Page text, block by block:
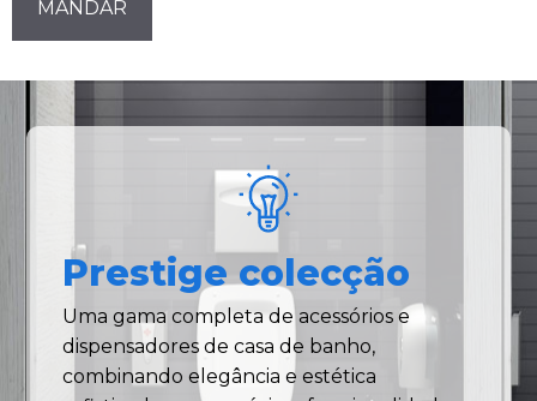
Prestige colecção
Uma gama completa de acessórios e
dispensadores de casa de banho,
combinando elegância e estética